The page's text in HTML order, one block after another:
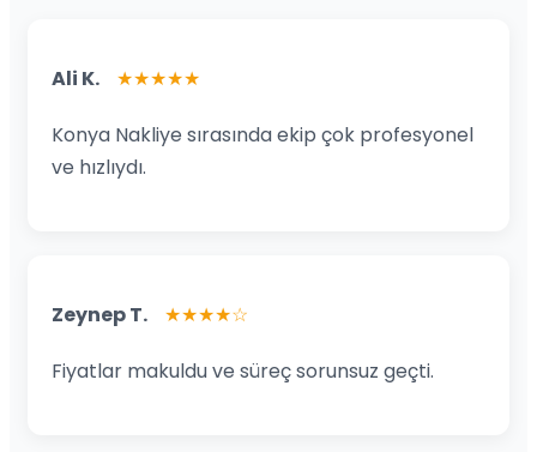
Ali K. ★★★★★
Konya Nakliye sırasında ekip çok profesyonel
ve hızlıydı.
Zeynep T. ★★★★☆
Fiyatlar makuldu ve süreç sorunsuz geçti.